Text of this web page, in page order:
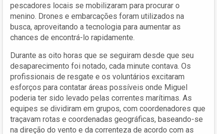
pescadores locais se mobilizaram para procurar o
menino. Drones e embarcações foram utilizados na
busca, aproveitando a tecnologia para aumentar as
chances de encontrá-lo rapidamente.
Durante as oito horas que se seguiram desde que seu
desaparecimento foi notado, cada minute contava. Os
profissionais de resgate e os voluntários excitaram
esforços para contatar áreas possíveis onde Miguel
poderia ter sido levado pelas correntes marítimas. As
equipes se dividiram em grupos, com coordenadores que
traçavam rotas e coordenadas geográficas, baseando-se
na direção do vento e da correnteza de acordo com as